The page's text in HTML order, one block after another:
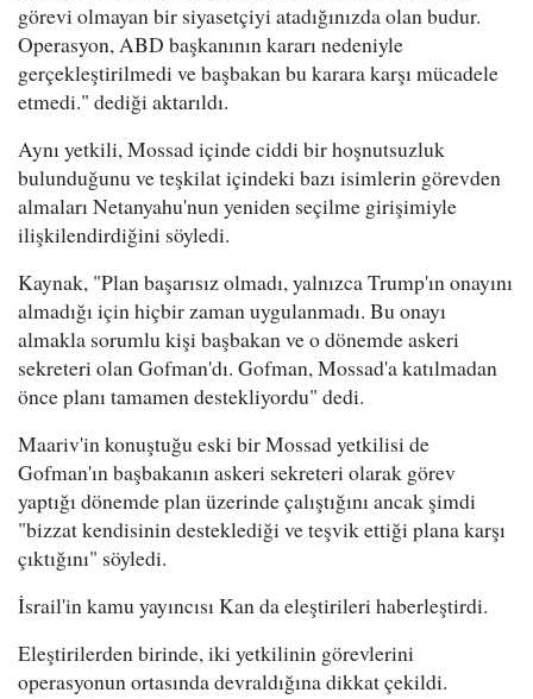
görevi olmayan bir siyasetçiyi atadığınızda olan budur.
Operasyon, ABD başkanının kararı nedeniyle
gerçekleştirilmedi ve başbakan bu karara karşı mücadele
etmedi." dediği aktarıldı.
Aynı yetkili, Mossad içinde ciddi bir hoşnutsuzluk
bulunduğunu ve teşkilat içindeki bazı isimlerin görevden
almaları Netanyahu'nun yeniden seçilme girişimiyle
ilişkilendirdiğini söyledi.
Kaynak, "Plan başarısız olmadı, yalnızca Trump'ın onayını
almadığı için hiçbir zaman uygulanmadı. Bu onayı
almakla sorumlu kişi başbakan ve o dönemde askeri
sekreteri olan Gofman'dı. Gofman, Mossad'a katılmadan
önce planı tamamen destekliyordu" dedi.
Maariv'in konuştuğu eski bir Mossad yetkilisi de
Gofman'ın başbakanın askeri sekreteri olarak görev
yaptığı dönemde plan üzerinde çalıştığını ancak şimdi
"bizzat kendisinin desteklediği ve teşvik ettiği plana karşı
çıktığını" söyledi.
İsrail'in kamu yayıncısı Kan da eleştirileri haberleştirdi.
Eleştirilerden birinde, iki yetkilinin görevlerini
operasyonun ortasında devraldığına dikkat çekildi.